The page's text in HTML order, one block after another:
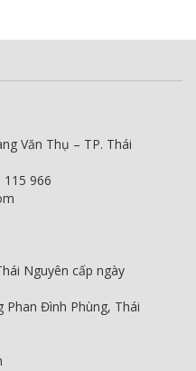
Văn Thụ – TP. Thái
966
Nguyên cấp ngày
Phan Đình Phùng, Thái